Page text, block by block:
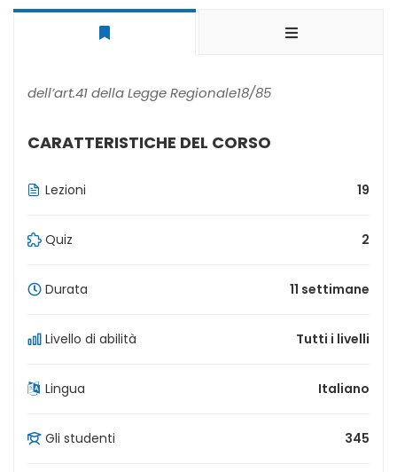
dell’art.41 della Legge Regionale18/85
CARATTERISTICHE DEL CORSO
Lezioni 19
Quiz 2
Durata 11 settimane
Livello di abilità Tutti i livelli
Lingua Italiano
Gli studenti 345